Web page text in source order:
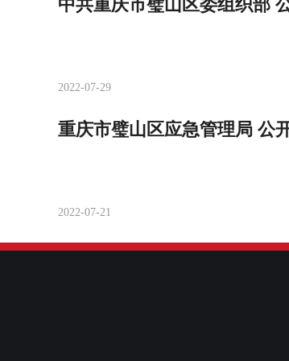
中共重庆市璧山区委组织部
2022-07-29
重庆市璧山区应急管理局 公
2022-07-21